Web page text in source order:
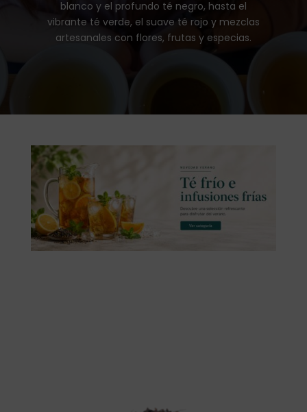
blanco y el profundo té negro, hasta el
vibrante té verde, el suave té rojo y mezclas
artesanales con flores, frutas y especias.